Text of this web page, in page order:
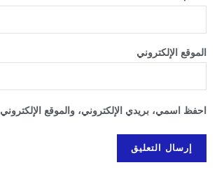
الموقع الإلكتروني
احفظ اسمي، بريدي الإلكتروني، والموقع